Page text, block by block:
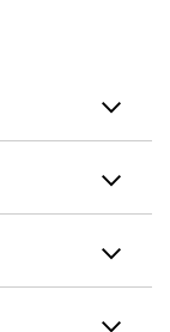
de
aérea,
alcoólicas),
(desde
o